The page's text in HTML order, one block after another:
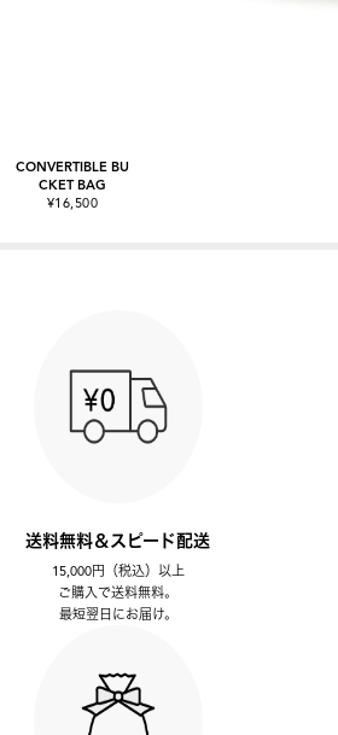
CONVERTIBLE BU
CKET BAG
¥16,500
送料無料＆スピード配送
15,000円（税込）以上
ご購入で送料無料。
最短翌日にお届け。